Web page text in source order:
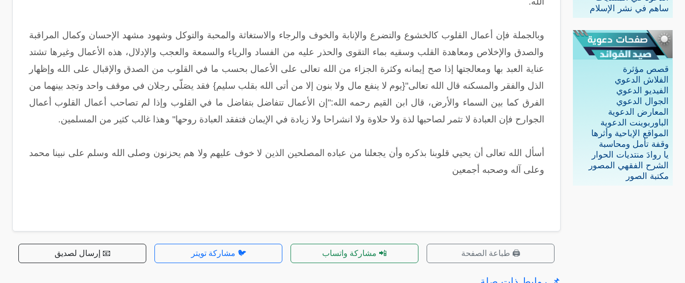
ساهم في نشر الإسلام
قصص مؤثرة
الفلاش الدعوي
الفيديو الدعوي
الجوال الدعوي
المعارض الدعوية
الباوربوينت الدعوية
المواقع الإباحية وأثرها
وقفة تأمل ومحاسبة
يا روادَ منتديات الحوار
الشرح الفقهي المصور
مكتبة الصور
وبالجملة فإن أعمال القلوب كالخشوع والتضرع والإنابة والخوف والرجاء والاستغاثة والمحبة والتوكل وشهود مشهد الإحسان وكمال المراقبة
والصدق والإخلاص ومعاهدة القلب وسقيه بماء التقوى والحذر عليه من الفساد والرياء والسمعة والعجب والإدلال، هذه الأعمال وغيرها تشتد
عناية العبد بها ومعالجتها إذا صح إيمانه وكثرة الجزاء من الله تعالى على الأعمال بحسب ما في القلوب من الصدق والإقبال على الله وإظهار
الذل والفقر والمسكنه قال الله تعالى"{يوم لا ينفع مال ولا بنون إلا من أتى الله بقلب سليم} فقد يصَلّي رجلان في موقف واحد وتجد بينهما من
الفرق كما بين السماء والأرض، قال ابن القيم رحمه الله:"إن الأعمال تتفاضل بتفاضل ما في القلوب وإذا لم تصاحب أعمال القلوب أعمال
الجوارح فإن العبادة لا تثمر لصاحبها لذة ولا حلاوة ولا انشراحا ولا زيادة في الإيمان فتفقد العبادة روحها" وهذا غالب كثير من المسلمين.
أسأل الله تعالى أن يحيي قلوبنا بذكره وأن يجعلنا من عباده المصلحين الذين لا خوف عليهم ولا هم يحزنون وصلى الله وسلم على نبينا محمد
وعلى آله وصحبه أجمعين
🖨️ طباعة الصفحة 📲 مشاركة واتساب 🐦 مشاركة تويتر 📧 إرسال لصديق